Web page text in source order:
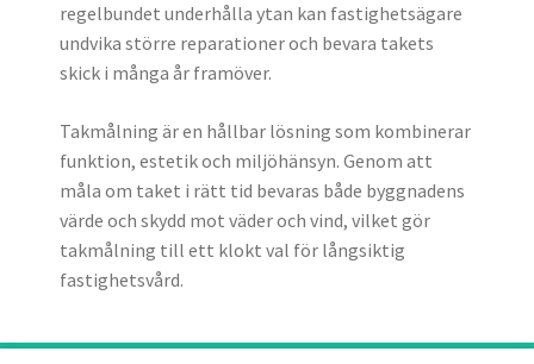
regelbundet underhålla ytan kan fastighetsägare
undvika större reparationer och bevara takets
skick i många år framöver.
Takmålning är en hållbar lösning som kombinerar
funktion, estetik och miljöhänsyn. Genom att
måla om taket i rätt tid bevaras både byggnadens
värde och skydd mot väder och vind, vilket gör
takmålning till ett klokt val för långsiktig
fastighetsvård.